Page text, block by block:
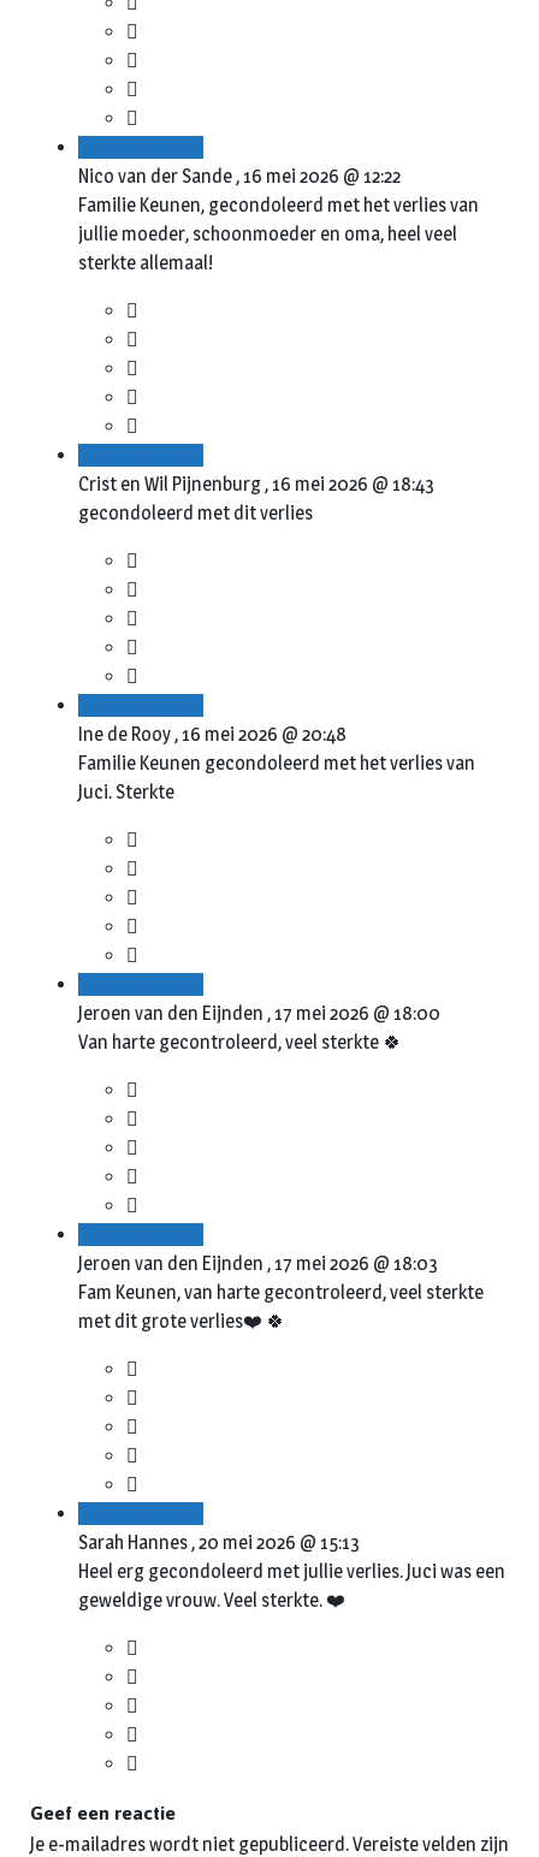
Nico van der Sande ,16 mei 2026 @ 12:22
Familie Keunen, gecondoleerd met het verlies van
jullie moeder, schoonmoeder en oma, heel veel
sterkte allemaal!
Crist en Wil Pijnenburg ,16 mei 2026 @ 18:43
gecondoleerd met dit verlies
Ine de Rooy ,16 mei 2026 @ 20:48
Familie Keunen gecondoleerd met het verlies van
Juci. Sterkte
Jeroen van den Eijnden ,17 mei 2026 @ 18:00
Van harte gecontroleerd, veel sterkte 🍀
Jeroen van den Eijnden ,17 mei 2026 @ 18:03
Fam Keunen, van harte gecontroleerd, veel sterkte
met dit grote verlies❤️ 🍀
Sarah Hannes ,20 mei 2026 @ 15:13
Heel erg gecondoleerd met jullie verlies. Juci was een
geweldige vrouw. Veel sterkte. ❤️
Geef een reactie
Je e-mailadres wordt niet gepubliceerd.Vereiste velden zijn